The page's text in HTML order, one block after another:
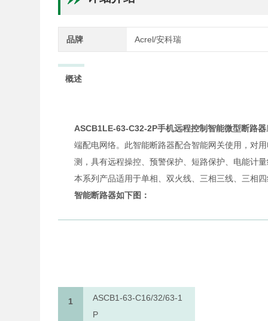
品牌 Acrel/安科瑞
概述
ASCB1LE-63-C32-2P手机远程控制智能微型断路器
端配电网络。此智能断路器配合智能网关使用，对
测，具有远程操控、预警保护、短路保护、电能计
本系列产品适用于单相、双火线、三相三线、三相
智能断路器如下图：
1
ASCB1-63-C16/32/63-1
P